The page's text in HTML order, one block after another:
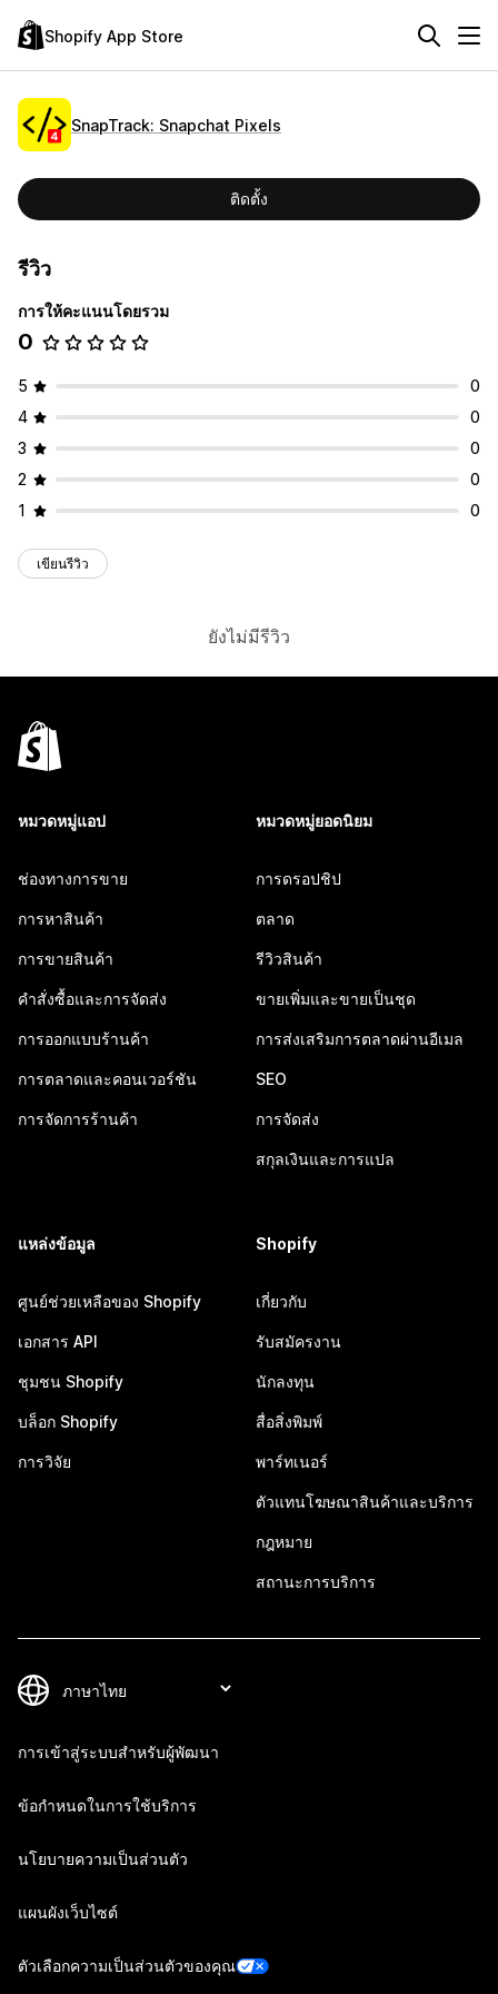
Shopify App Store
SnapTrack: Snapchat Pixels
ติดตั้ง
รีวิว
การให้คะแนนโดยรวม
0
5
0
4
0
3
0
2
0
1
0
เขียนรีวิว
ยังไม่มีรีวิว
หมวดหมู่แอป
ช่องทางการขาย
การหาสินค้า
การขายสินค้า
คำสั่งซื้อและการจัดส่ง
การออกแบบร้านค้า
การตลาดและคอนเวอร์ชัน
การจัดการร้านค้า
หมวดหมู่ยอดนิยม
การดรอปชิป
ตลาด
รีวิวสินค้า
ขายเพิ่มและขายเป็นชุด
การส่งเสริมการตลาดผ่านอีเมล
SEO
การจัดส่ง
สกุลเงินและการแปล
แหล่งข้อมูล
ศูนย์ช่วยเหลือของ Shopify
เอกสาร API
ชุมชน Shopify
บล็อก Shopify
การวิจัย
Shopify
เกี่ยวกับ
รับสมัครงาน
นักลงทุน
สื่อสิ่งพิมพ์
พาร์ทเนอร์
ตัวแทนโฆษณาสินค้าและบริการ
กฎหมาย
สถานะการบริการ
การเข้าสู่ระบบสำหรับผู้พัฒนา
ข้อกำหนดในการใช้บริการ
นโยบายความเป็นส่วนตัว
แผนผังเว็บไซต์
ตัวเลือกความเป็นส่วนตัวของคุณ